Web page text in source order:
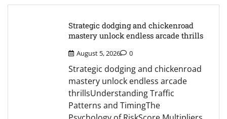
Strategic dodging and chickenroad
mastery unlock endless arcade thrills
August 5, 2026 0
Strategic dodging and chickenroad
mastery unlock endless arcade
thrillsUnderstanding Traffic
Patterns and TimingThe